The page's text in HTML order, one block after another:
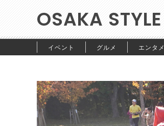
OSAKA STYLE
イベント グルメ エンタメ